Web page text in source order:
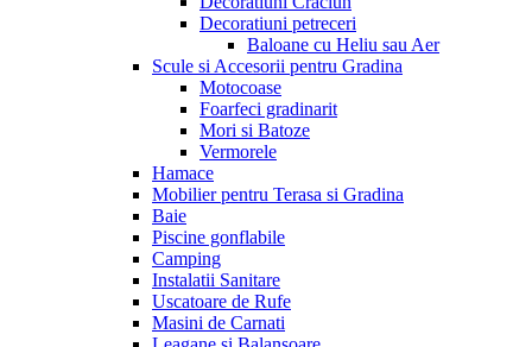
Decoratiuni petreceri
Baloane cu Heliu sau Aer
Scule si Accesorii pentru Gradina
Motocoase
Foarfeci gradinarit
Mori si Batoze
Vermorele
Hamace
Mobilier pentru Terasa si Gradina
Baie
Piscine gonflabile
Camping
Instalatii Sanitare
Uscatoare de Rufe
Masini de Carnati